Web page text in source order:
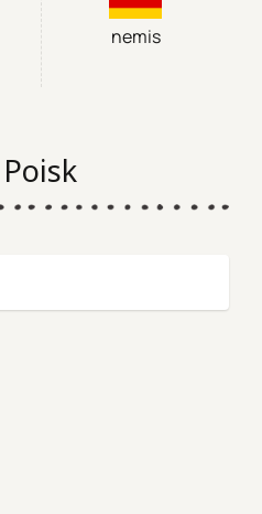
nemis
Poisk